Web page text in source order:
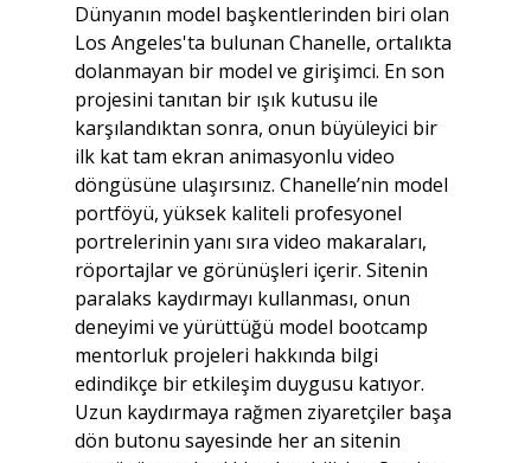
Dünyanın model başkentlerinden biri olan
Los Angeles'ta bulunan Chanelle, ortalıkta
dolanmayan bir model ve girişimci. En son
projesini tanıtan bir ışık kutusu ile
karşılandıktan sonra, onun büyüleyici bir
ilk kat tam ekran animasyonlu video
döngüsüne ulaşırsınız. Chanelle’nin model
portföyü, yüksek kaliteli profesyonel
portrelerinin yanı sıra video makaraları,
röportajlar ve görünüşleri içerir. Sitenin
paralaks kaydırmayı kullanması, onun
deneyimi ve yürüttüğü model bootcamp
mentorluk projeleri hakkında bilgi
edindikçe bir etkileşim duygusu katıyor.
Uzun kaydırmaya rağmen ziyaretçiler başa
dön butonu sayesinde her an sitenin